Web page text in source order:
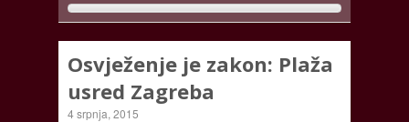
Osvježenje je zakon: Plaža
usred Zagreba
4 srpnja, 2015